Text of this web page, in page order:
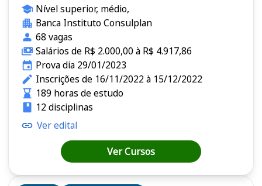
Nível superior, médio,
Banca Instituto Consulplan
68 vagas
Salários de R$ 2.000,00 à R$ 4.917,86
Prova dia 29/01/2023
Inscrições de 16/11/2022 à 15/12/2022
189 horas de estudo
12 disciplinas
Ver edital
Ver Cursos